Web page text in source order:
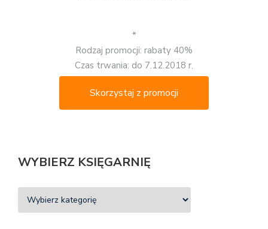
*
Rodzaj promocji: rabaty 40%
Czas trwania: do 7.12.2018 r.
Skorzystaj z promocji
WYBIERZ KSIĘGARNIĘ